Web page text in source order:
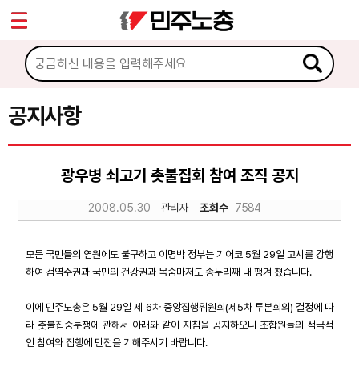
공지사항
광우병 쇠고기 촛불집회 참여 조직 공지
2008.05.30 관리자 조회수 7584
모든 국민들의 염원에도 불구하고 이명박 정부는 기어코 5월 29일 고시를 강행
하여 검역주권과 국민의 건강권과 목숨마저도 송두리째 내 팽겨 쳤습니다.
이에 민주노총은 5월 29일 제 6차 중앙집행위원회(제5차 투본회의) 결정에 따
라 촛불집중투쟁에 관해서 아래와 같이 지침을 공지하오니 조합원들의 적극적
인 참여와 집행에 만전을 기해주시기 바랍니다.
마이페이지
소개
소식
공지사항
성명·보도
노동상담
자료
부설기관
Sketchbook5, 스케치북5
Sketchbook5, 스케치북5